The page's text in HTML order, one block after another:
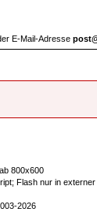
E-Mail-Adresse
800x600
Flash nur in
2026